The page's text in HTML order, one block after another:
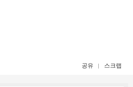
공유 스크랩